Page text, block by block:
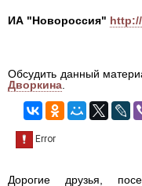
ИА "Новороссия"
Обсудить данный
Дворкина.
Дорогие друзья,